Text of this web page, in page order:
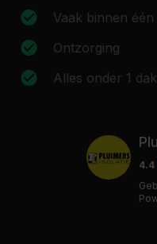
Vaak binnen
Ontzorging
Alles onder 1 dak
4.4